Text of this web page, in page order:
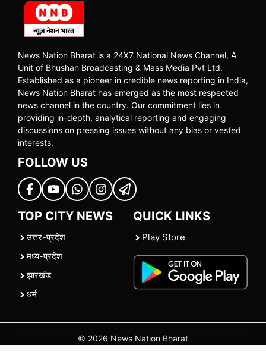
News Nation Bharat is a 24X7 National News Channel, A
Unit of Bhushan Broadcasting & Mass Media Pvt Ltd.
Established as a pioneer in credible news reporting in India,
News Nation Bharat has emerged as the most respected
news channel in the country. Our commitment lies in
providing in-depth, analytical reporting and engaging
discussions on pressing issues without any bias or vested
interests.
FOLLOW US
TOP CITY NEWS
उत्तर-प्रदेश
मध्य-प्रदेश
झारखंड
धर्म
QUICK LINKS
Play Store
© 2026 News Nation Bharat